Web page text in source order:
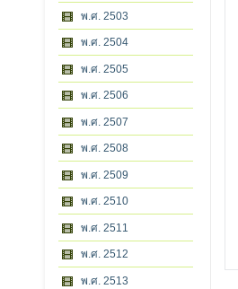
พ.ศ. 2503
พ.ศ. 2504
พ.ศ. 2505
พ.ศ. 2506
พ.ศ. 2507
พ.ศ. 2508
พ.ศ. 2509
พ.ศ. 2510
พ.ศ. 2511
พ.ศ. 2512
พ.ศ. 2513